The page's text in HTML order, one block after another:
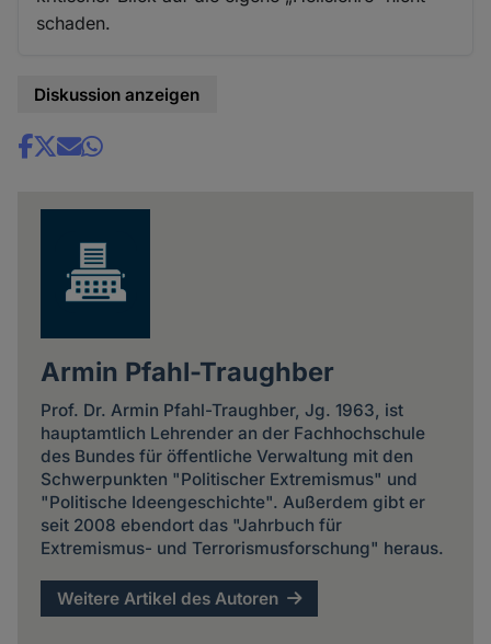
schaden.
Diskussion anzeigen
Share
Armin Pfahl-Traughber
Prof. Dr. Armin Pfahl-Traughber, Jg. 1963, ist
hauptamtlich Lehrender an der Fachhochschule
des Bundes für öffentliche Verwaltung mit den
Schwerpunkten "Politischer Extremismus" und
"Politische Ideengeschichte". Außerdem gibt er
seit 2008 ebendort das "Jahrbuch für
Extremismus- und Terrorismusforschung" heraus.
Weitere Artikel des Autoren